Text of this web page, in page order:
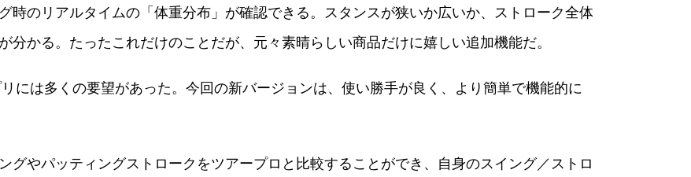
時のリアルタイムの「体重分布」が確認できる。スタンスが狭いか広いか、ストローク全体
分かる。たったこれだけのことだが、元々素晴らしい商品だけに嬉しい追加機能だ。
には多くの要望があった。今回の新バージョンは、使い勝手が良く、より簡単で機能的に
グやパッティングストロークをツアープロと比較することができ、自身のスイング／ストロ